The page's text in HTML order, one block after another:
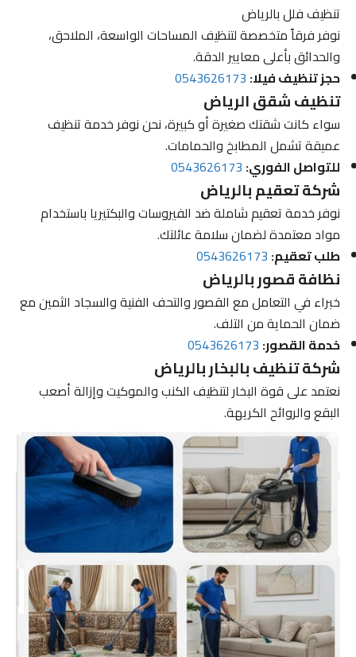
تنظيف فلل بالرياض
نوفر فرقاً متخصصة لتنظيف المساحات الواسعة، الملاحق،
والحدائق بأعلى معايير الدقة.
حجز تنظيف فيلا:0543626173
تنظيف شقق الرياض
سواء كانت شقتك صغيرة أو كبيرة، نحن نوفر خدمة تنظيف
عميقة تشمل المطابخ والحمامات.
للتواصل الفوري:0543626173
شركة تعقيم بالرياض
نوفر خدمة تعقيم شاملة ضد الفيروسات والبكتيريا باستخدام
مواد معتمدة لضمان سلامة عائلتك.
طلب تعقيم:0543626173
نظافة قصور بالرياض
خبراء في التعامل مع القصور والتحف الفنية والسجاد الثمين مع
ضمان الحماية من التلف.
خدمة القصور:0543626173
شركة تنظيف بالبخار بالرياض
نعتمد على قوة البخار لتنظيف الكنب والموكيت وإزالة أصعب
البقع والروائح الكريهة.